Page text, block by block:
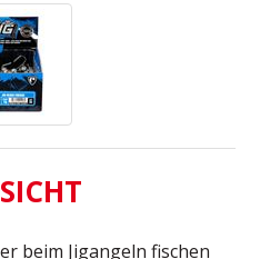
beim Jigangeln fischen